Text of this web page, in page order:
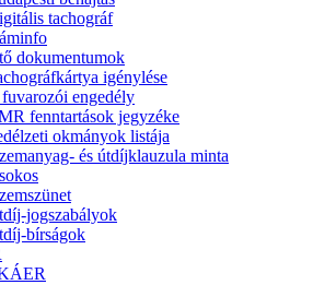
tachográf
dokumentumok
igénylése
engedély
fenntartások jegyzéke
okmányok listája
és útdíjklauzula minta
jogszabályok
bírságok